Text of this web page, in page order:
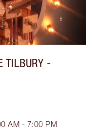
TILBURY -
AM - 7:00 PM